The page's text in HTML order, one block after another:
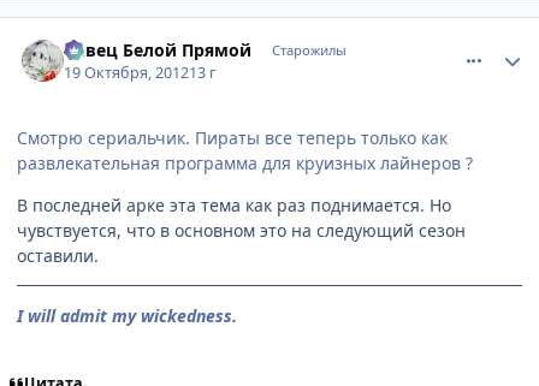
Певец Белой Прямой Старожилы
19 Октября, 201213 г
Смотрю сериальчик. Пираты все теперь только как
развлекательная программа для круизных лайнеров ?
В последней арке эта тема как раз поднимается. Но
чувствуется, что в основном это на следующий сезон
оставили.
I will admit my wickedness.